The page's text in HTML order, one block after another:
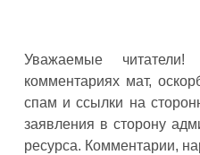
Уважаемые
комментариях мат,
спам и ссылки на
заявления в сторону
ресурса. Комментарии,